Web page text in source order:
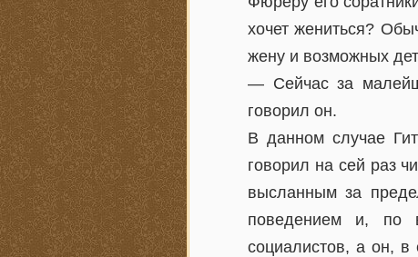
хочет жениться?
жену и возможных
— Сейчас за
говорил он.
В данном случае
говорил на сей раз
высланным за
поведением и, по
социалистов, а он, в